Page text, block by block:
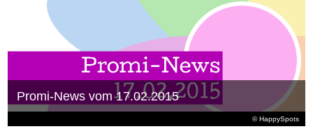
© HappySpots
Promi-News vom 17.02.2015